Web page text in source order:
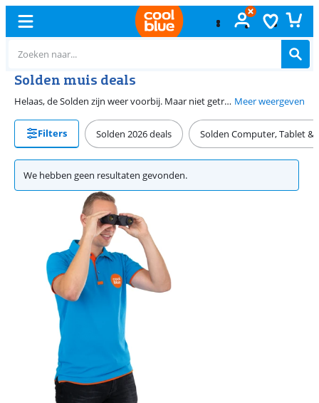
Solden muis deals
Helaas, de Solden zijn weer voorbij. Maar niet getreurd, want we hebben het hele jaar korting op muizen. Zo maak je jouw werkplek compleet voor een lagere prijs. Bekijk onze deals voor de beste deals. Meer weergeven
Filters Solden 2026 deals Solden Computer, Tablet &
We hebben geen resultaten gevonden.